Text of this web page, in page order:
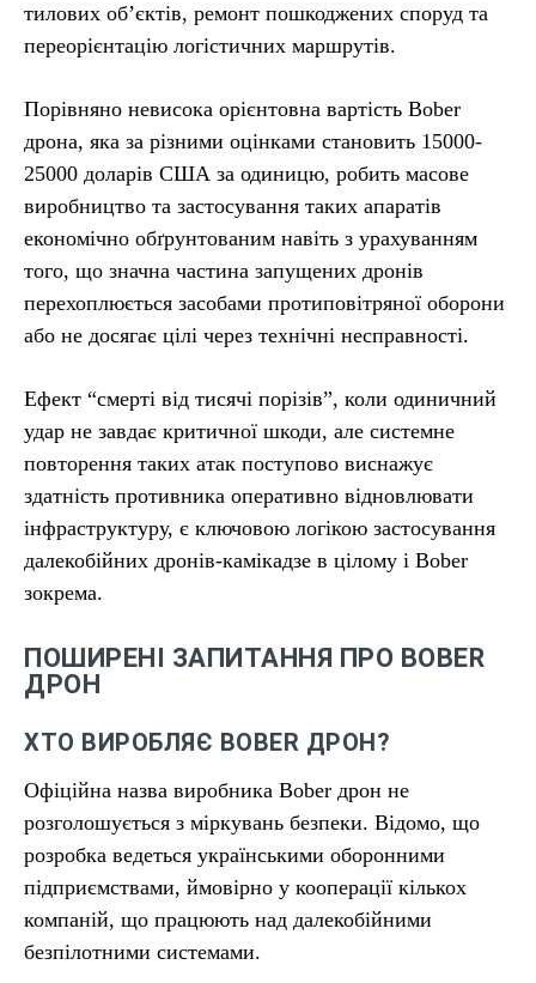
тилових об’єктів, ремонт пошкоджених споруд та
переорієнтацію логістичних маршрутів.
Порівняно невисока орієнтовна вартість Bober
дрона, яка за різними оцінками становить 15000-
25000 доларів США за одиницю, робить масове
виробництво та застосування таких апаратів
економічно обґрунтованим навіть з урахуванням
того, що значна частина запущених дронів
перехоплюється засобами протиповітряної оборони
або не досягає цілі через технічні несправності.
Ефект “смерті від тисячі порізів”, коли одиничний
удар не завдає критичної шкоди, але системне
повторення таких атак поступово виснажує
здатність противника оперативно відновлювати
інфраструктуру, є ключовою логікою застосування
далекобійних дронів-камікадзе в цілому і Bober
зокрема.
ПОШИРЕНІ ЗАПИТАННЯ ПРО BOBER
ДРОН
ХТО ВИРОБЛЯЄ BOBER ДРОН?
Офіційна назва виробника Bober дрон не
розголошується з міркувань безпеки. Відомо, що
розробка ведеться українськими оборонними
підприємствами, ймовірно у кооперації кількох
компаній, що працюють над далекобійними
безпілотними системами.